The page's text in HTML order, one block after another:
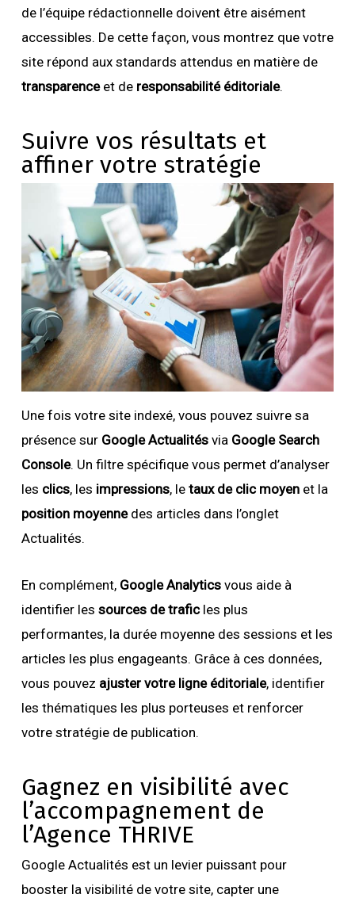
de l’équipe rédactionnelle doivent être aisément
accessibles. De cette façon, vous montrez que votre
site répond aux standards attendus en matière de
transparenceet de responsabilité éditoriale.
Suivre vos résultats et
affiner votre stratégie
Une fois votre site indexé, vous pouvez suivre sa
présence sur Google Actualitésvia Google Search
Console. Un filtre spécifique vous permet d’analyser
les clics, les impressions, le taux de clic moyenet la
position moyennedes articles dans l’onglet
Actualités.
En complément, Google Analyticsvous aide à
identifier les sources de traficles plus
performantes, la durée moyenne des sessions et les
articles les plus engageants. Grâce à ces données,
vous pouvez ajuster votre ligne éditoriale, identifier
les thématiques les plus porteuses et renforcer
votre stratégie de publication.
Gagnez en visibilité avec
l’accompagnement de
l’Agence THRIVE
Google Actualités est un levier puissant pour
booster la visibilité de votre site, capter une